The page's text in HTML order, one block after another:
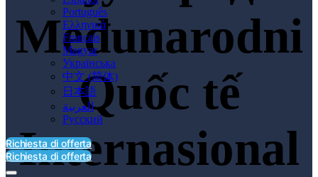
Português
Ελληνικά
Français
Magyar
Українська
中文 (简体)
日本語
العربية‏
Русский
Richiesta di offerta
Richiesta di offerta
Međunarodni
Quốc tế
Internasional